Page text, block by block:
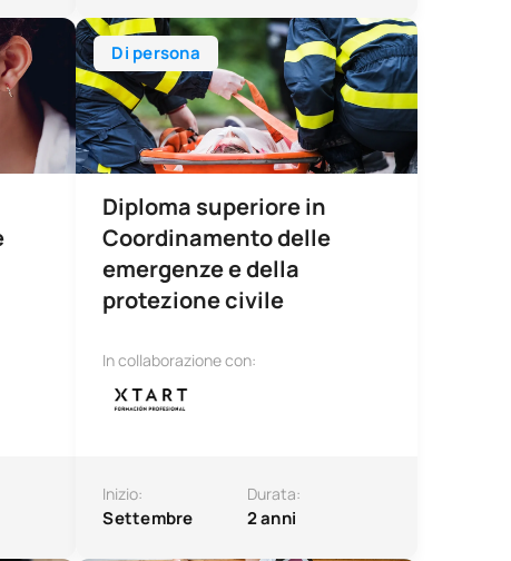
e citodiagnosi
Di persona
Diploma superiore in
Coordinamento delle
emergenze e della
protezione civile
In collaborazione con:
Inizio:
Settembre
Durata:
2 anni
Diploma superiore in Coordinamento delle